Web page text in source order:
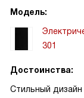
Модель:
301
Достоинства:
Стильный